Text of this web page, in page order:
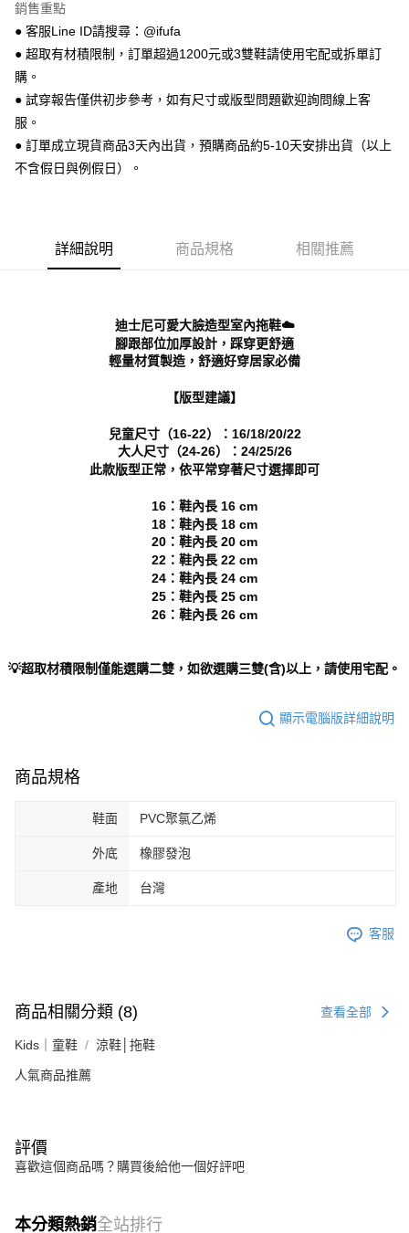
AFTEE先享後付是「在收到商品之後才付款」的支付方式。 讓您購物簡單
１．簡單：不需註冊會員、不需綁卡、不需儲值。
２．便利：只要手機號碼，簡訊認證，即可結帳。
３．安心：先確認商品／服務後，再付款。
【「AFTEE先享後付」結帳流程】
１．於結帳方式選擇「AFTEE先享後付」後，將跳轉至「AFTEE先享後付」
２．訂單成立數日內，您將收到繳費通知簡訊。
３．收到繳費通知簡訊後14天內，點擊此簡訊中的連結，可透過四大超商／
※ 交易是否成功請以「AFTEE先享後付 」之結帳頁面顯示為準，若有關於
是否繳費成功／繳費後需取消欲退款等相關疑問，請聯繫「AFTEE先享後付
１．透過由恩沛科技股份有限公司提供之「AFTEE先享後付」服務完成之交
易，需依本服務之必要範圍內提供個人資料，並將交易相關給付款項請求債
權轉讓予恩沛科技股份有限公司。
「AFTEE先享後付」，若未經同意申辦者引起之損失，本公司不負相關責
４．使用「AFTEE先享後付」時，將依據個別帳號之用戶狀況，依本公司即
時審查核予不同之上限額度；若仍有額度不足之情形，本公司將視審查結果
５．嚴禁一人註冊多個帳號或使用他人資訊註冊。若發現惡意使用之情形，
恩沛科技股份有限公司將有權停止該用戶之使用額度並採取法律行動。
運送方式
全家 取貨付款
每筆NT$70，滿NT$999(含以上)免運費
付款後 全家取貨
付款後 7-11取貨
每筆NT$90，滿NT$999(含以上)免運費
銷售重點
● 客服Line ID請搜尋：@ifufa
● 超取有材積限制，訂單超過1200元或3雙鞋請使用宅配或拆單訂
購。
● 試穿報告僅供初步參考，如有尺寸或版型問題歡迎詢問線上客
服。
● 訂單成立現貨商品3天內出貨，預購商品約5-10天安排出貨（以上
不含假日與例假日）。
詳細說明 商品規格 相關推薦
迪士尼可愛大臉造型室內拖鞋☁️
腳跟部位加厚設計，踩穿更舒適
輕量材質製造，舒適好穿居家必備
【版型建議】
兒童尺寸（16-22）：16/18/20/22
大人尺寸（24-26）：24/25/26
此款版型正常，依平常穿著尺寸選擇即可
16：鞋內長 16 cm
18：鞋內長 18 cm
20：鞋內長 20 cm
22：鞋內長 22 cm
24：鞋內長 24 cm
25：鞋內長 25 cm
26：鞋內長 26 cm
💡超取材積限制僅能選購二雙，如欲選購三雙(含)以上，請使用宅配。
顯示電腦版詳細說明
商品規格
鞋面 PVC聚氯乙烯
外底 橡膠發泡
產地 台灣
客服
商品相關分類 (8) 查看全部
Kids｜童鞋 涼鞋│拖鞋
人氣商品推薦
評價
喜歡這個商品嗎？購買後給他一個好評吧
本分類熱銷全站排行